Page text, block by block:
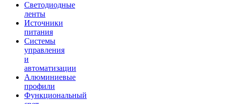
Светодиодные
ленты
Источники
питания
Системы
управления
и
автоматизации
Алюминиевые
профили
Функциональный